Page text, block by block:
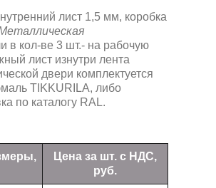
лист 1,5 мм, коробка
в кол-ве 3 шт.- на рабочую
лист изнутри лента
двери комплектуется
TIKKURILA, либо
по каталогу RAL.
Цена за шт. с НДС,
руб.